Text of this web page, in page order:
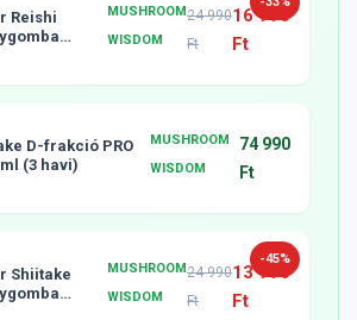
Reishi
MUSHROOM
WISDOM
24 990
Ft
16 990
Ft
D-frakció PRO
(3 havi)
MUSHROOM
WISDOM
74 990
Ft
-45%
Shiitake
MUSHROOM
WISDOM
24 990
Ft
13 990
Ft